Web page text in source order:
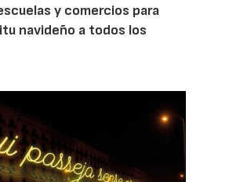
y comercios para
navideño a todos los